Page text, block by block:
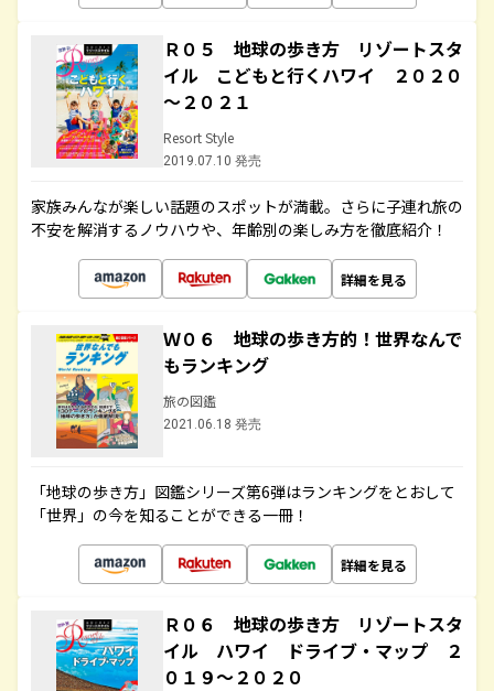
Ｒ０５ 地球の歩き方 リゾートスタ
イル こどもと行くハワイ ２０２０
～２０２１
Resort Style
2019.07.10 発売
家族みんなが楽しい話題のスポットが満載。さらに子連れ旅の
不安を解消するノウハウや、年齢別の楽しみ方を徹底紹介！
詳細を見る
Ｗ０６ 地球の歩き方的！世界なんで
もランキング
旅の図鑑
2021.06.18 発売
「地球の歩き方」図鑑シリーズ第6弾はランキングをとおして
「世界」の今を知ることができる一冊！
詳細を見る
Ｒ０６ 地球の歩き方 リゾートスタ
イル ハワイ ドライブ・マップ ２
０１９～２０２０